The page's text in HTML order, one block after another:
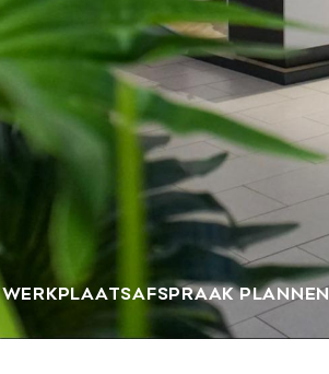
WERKPLAATSAFSPRAAK PLANNEN